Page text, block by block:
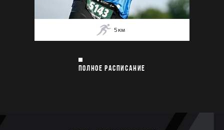
5 км
ПОЛНОЕ РАСПИСАНИЕ